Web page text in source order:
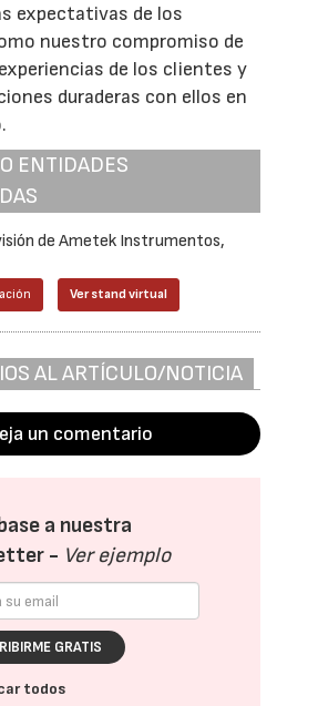
expectativas de los
nuestro compromiso de
de los clientes y
duraderas con ellos en
ENTIDADES
de Ametek Instrumentos,
Ver stand virtual
AL ARTÍCULO/NOTICIA
un comentario
a nuestra
- Ver ejemplo
GRATIS
todos